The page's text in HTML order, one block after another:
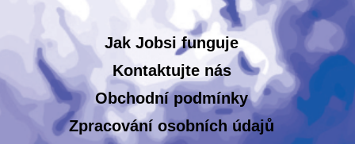
Jak Jobsi funguje
Kontaktujte nás
Obchodní podmínky
Zpracování osobních údajů